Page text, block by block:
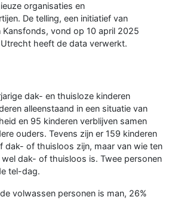
organisaties en
De telling, een initiatief van
vond op 10 april 2025
heeft de data verwerkt.
dak- en thuisloze kinderen
alleenstaand in een situatie van
en 95 kinderen verblijven samen
ouders. Tevens zijn er 159 kinderen
dak- of thuisloos zijn, maar van wie ten
dak- of thuisloos is. Twee personen
tel-dag.
volwassen personen is man, 26%